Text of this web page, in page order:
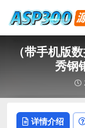
（带手机版
秀钢
详情介绍